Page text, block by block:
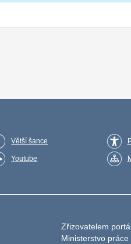
Větší šance
Youtube
Zřizovatelem
Ministerstvo